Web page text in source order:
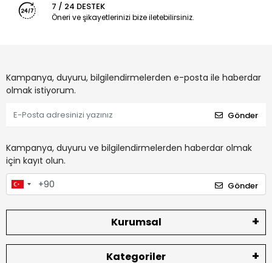
7 / 24 DESTEK
Öneri ve şikayetlerinizi bize iletebilirsiniz.
Kampanya, duyuru, bilgilendirmelerden e-posta ile haberdar
olmak istiyorum.
Gönder
Kampanya, duyuru ve bilgilendirmelerden haberdar olmak
için kayıt olun.
Gönder
Kurumsal
Kategoriler